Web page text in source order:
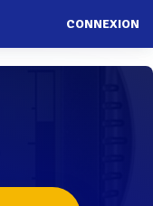
CONNEXION